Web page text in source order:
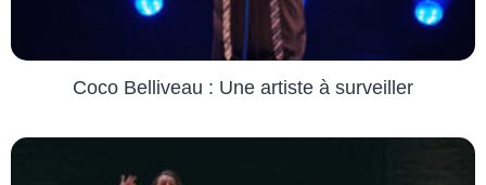
Coco Belliveau : Une artiste à surveiller